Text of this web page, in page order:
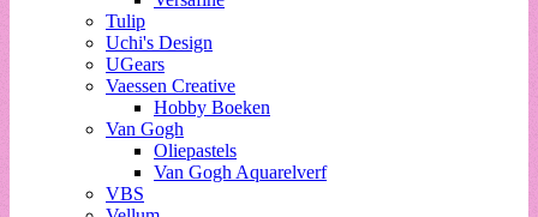
Tulip
Uchi's Design
UGears
Vaessen Creative
Hobby Boeken
Van Gogh
Oliepastels
Van Gogh Aquarelverf
VBS